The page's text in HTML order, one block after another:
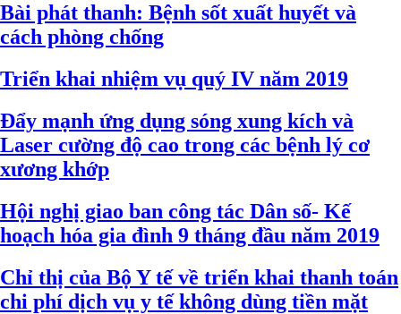
Bài phát thanh: Bệnh sốt xuất huyết và
cách phòng chống
Triển khai nhiệm vụ quý IV năm 2019
Đẩy mạnh ứng dụng sóng xung kích và
Laser cường độ cao trong các bệnh lý cơ
xương khớp
Hội nghị giao ban công tác Dân số- Kế
hoạch hóa gia đình 9 tháng đầu năm 2019
Chỉ thị của Bộ Y tế về triển khai thanh toán
chi phí dịch vụ y tế không dùng tiền mặt